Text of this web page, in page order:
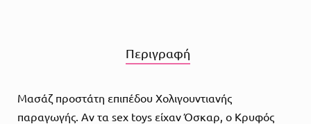
Περιγραφή
Μασάζ προστάτη επιπέδου Χολιγουντιανής
παραγωγής. Αν τα sex toys είχαν Όσκαρ, ο Κρυφός